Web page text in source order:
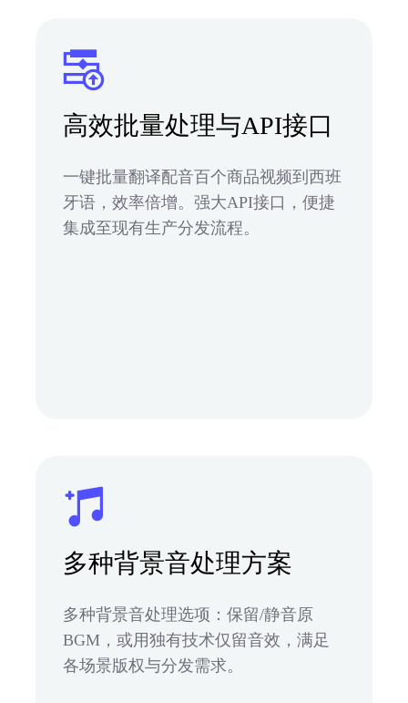
高效批量处理与API接口
一键批量翻译配音百个商品视频到西班
牙语，效率倍增。强大API接口，便捷
集成至现有生产分发流程。
多种背景音处理方案
多种背景音处理选项：保留/静音原
BGM，或用独有技术仅留音效，满足
各场景版权与分发需求。